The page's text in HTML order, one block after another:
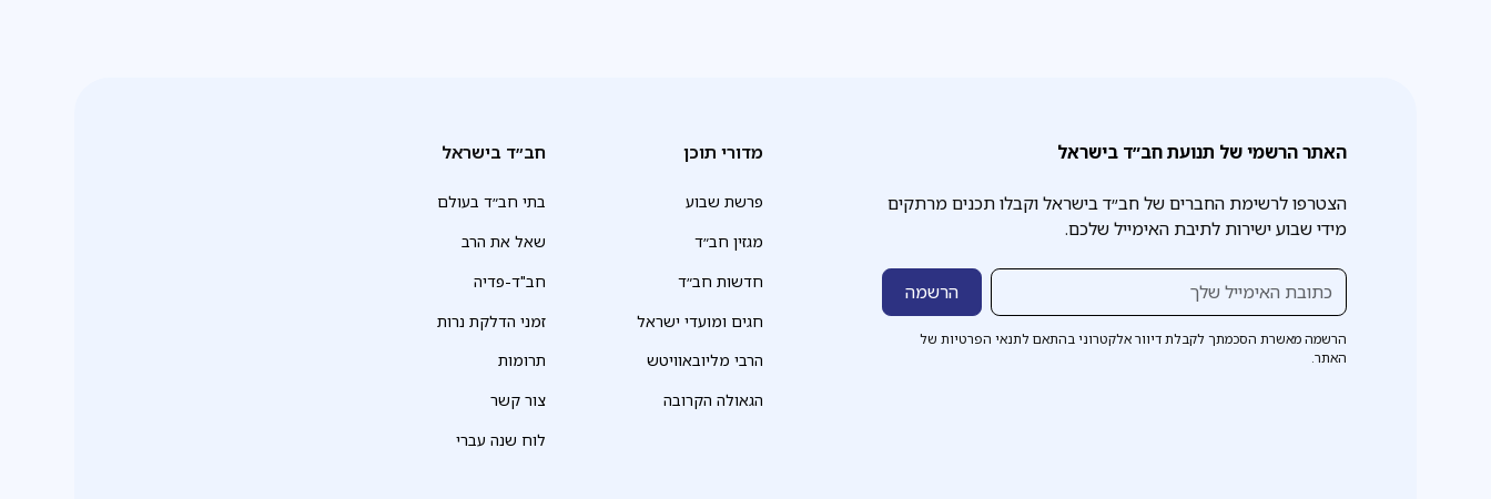
האתר הרשמי של תנועת חב״ד בישראל
הצטרפו לרשימת החברים של חב״ד בישראל וקבלו תכנים מרתקים
מידי שבוע ישירות לתיבת האימייל שלכם.
הרשמה מאשרת הסכמתך לקבלת דיוור אלקטרוני בהתאם לתנאי הפרטיות של
האתר.
מדורי תוכן
פרשת שבוע
מגזין חב״ד
חדשות חב״ד
חגים ומועדי ישראל
הרבי מליובאוויטש
הגאולה הקרובה
חב״ד בישראל
בתי חב״ד בעולם
שאל את הרב
חב"ד-פדיה
זמני הדלקת נרות
תרומות
צור קשר
לוח שנה עברי